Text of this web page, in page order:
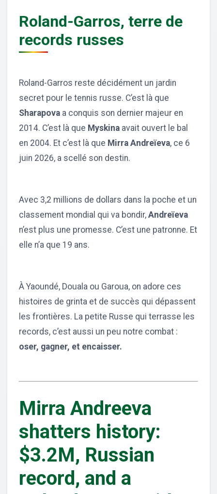
Roland-Garros, terre de
records russes
Roland-Garros reste décidément un jardin
secret pour le tennis russe. C’est là que
Sharapova a conquis son dernier majeur en
2014. C’est là que Myskina avait ouvert le bal
en 2004. Et c’est là que Mirra Andreïeva, ce 6
juin 2026, a scellé son destin.
Avec 3,2 millions de dollars dans la poche et un
classement mondial qui va bondir, Andreïeva
n’est plus une promesse. C’est une patronne. Et
elle n’a que 19 ans.
À Yaoundé, Douala ou Garoua, on adore ces
histoires de grinta et de succès qui dépassent
les frontières. La petite Russe qui terrasse les
records, c’est aussi un peu notre combat :
oser, gagner, et encaisser.
Mirra Andreeva
shatters history:
$3.2M, Russian
record, and a